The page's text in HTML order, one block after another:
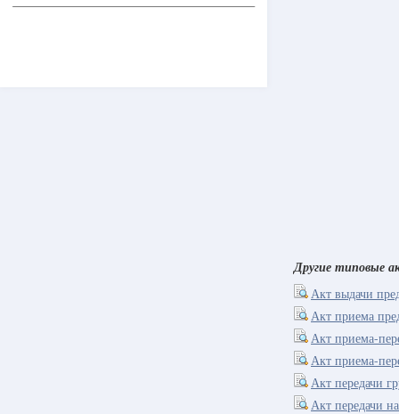
Другие типовые
Акт выдачи
Акт приема
Акт приема-
Акт приема-
Акт передачи
Акт передачи